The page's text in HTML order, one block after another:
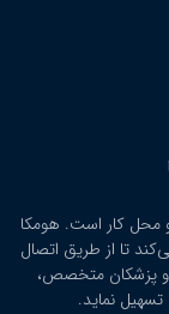
محل کار است. هومکا
تا از طریق اتصال
و پزشکان متخصص،
نماید.